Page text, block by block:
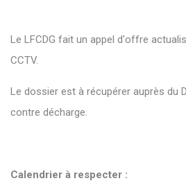
Le LFCDG fait un appel d'offre
CCTV.
Le dossier est à récupérer auprès du
contre décharge.
Calendrier à respecter :